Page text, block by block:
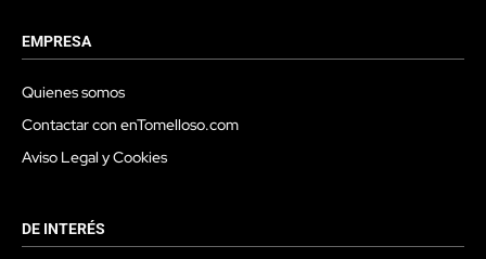
EMPRESA
Quienes somos
Contactar con enTomelloso.com
Aviso Legal y Cookies
DE INTERÉS